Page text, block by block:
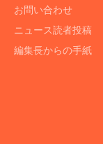
お問い合わせ
ニュース読者投稿
編集長からの手紙